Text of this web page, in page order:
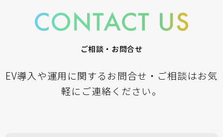
ご相談・お問合せ
EV導入や運用に関するお問合せ・ご相談はお気
軽にご連絡ください。